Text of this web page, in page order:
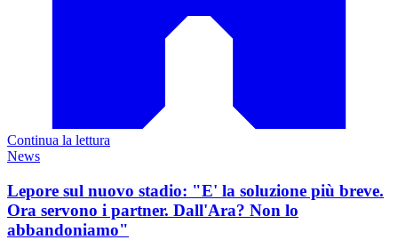
Continua la lettura
News
Lepore sul nuovo stadio: "E' la soluzione più breve.
Ora servono i partner. Dall'Ara? Non lo
abbandoniamo"